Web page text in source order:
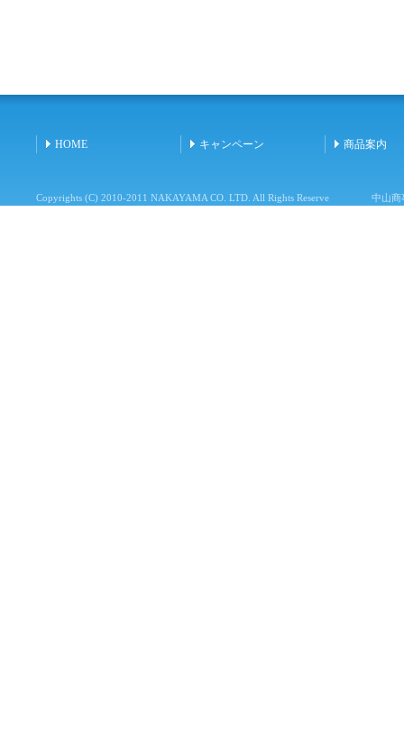
HOME キャンペーン 商品案内
Copyrights (C) 2010-2011 NAKAYAMA CO. LTD. All Rights Reserve 中山商